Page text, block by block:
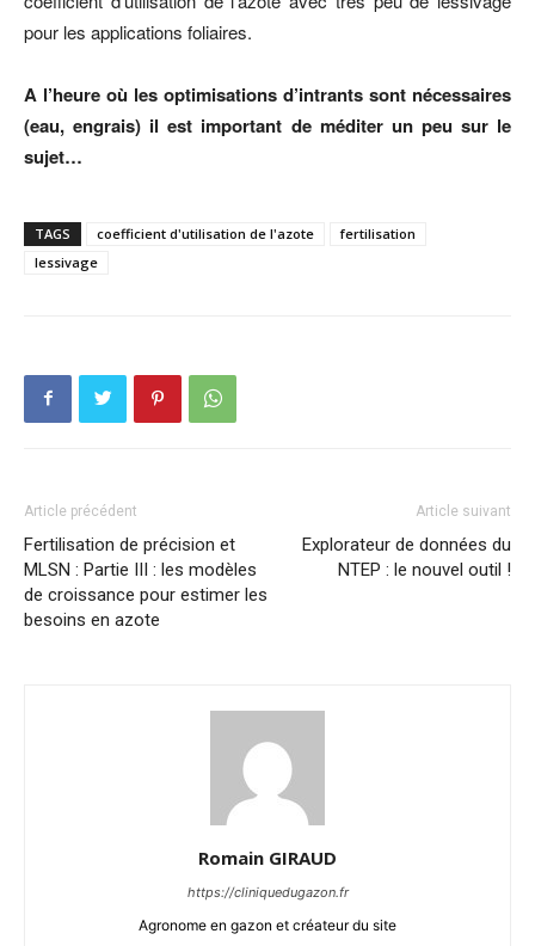
pour les applications foliaires.
A l’heure où les optimisations d’intrants sont nécessaires
(eau, engrais) il est important de méditer un peu sur le
sujet…
TAGS coefficient d'utilisation de l'azote
fertilisation
lessivage
Article précédent
Fertilisation de précision et
MLSN : Partie III : les modèles
de croissance pour estimer les
besoins en azote
Article suivant
Explorateur de données du
NTEP : le nouvel outil !
Romain GIRAUD
https://cliniquedugazon.fr
Agronome en gazon et créateur du site